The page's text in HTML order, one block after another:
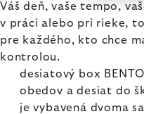
Váš deň, vaše tempo,
v práci alebo pri rieke,
pre každého, kto chce
kontrolou.
desiatový box
obedov a desiat do
je vybavená dvoma